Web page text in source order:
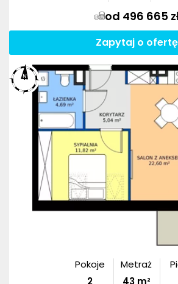
od 496 665
Zapytaj o ofertę
Pokoje
2
Metraż
43m²